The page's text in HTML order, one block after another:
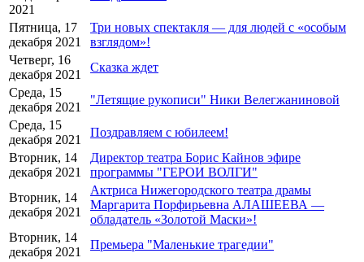
2021
Пятница, 17
декабря 2021
Три новых спектакля — для людей с «особым
взглядом»!
Четверг, 16
декабря 2021
Сказка ждет
Среда, 15
декабря 2021
"Летящие рукописи" Ники Велегжаниновой
Среда, 15
декабря 2021
Поздравляем с юбилеем!
Вторник, 14
декабря 2021
Директор театра Борис Кайнов эфире
программы "ГЕРОИ ВОЛГИ"
Вторник, 14
декабря 2021
Актриса Нижегородского театра драмы
Маргарита Порфирьевна АЛАШЕЕВА —
обладатель «Золотой Маски»!
Вторник, 14
декабря 2021
Премьера "Маленькие трагедии"